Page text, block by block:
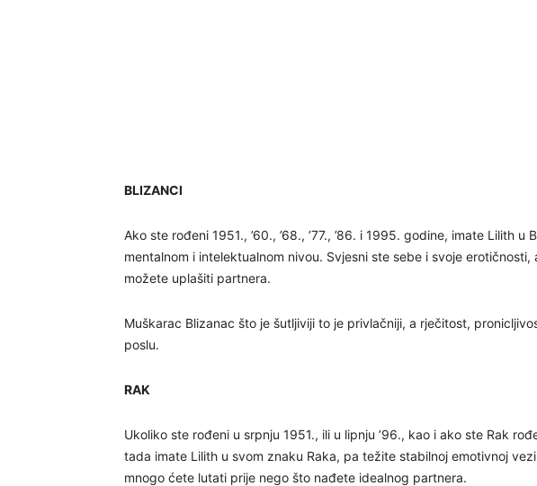
BLIZANCI
Ako ste rođeni 1951., ’60., ’68., ’77., ’86. i 1995. godine, imate Lilith
mentalnom i intelektualnom nivou. Svjesni ste sebe i svoje
možete uplašiti partnera.
Muškarac Blizanac što je šutljiviji to je privlačniji, a rječitost,
poslu.
RAK
Ukoliko ste rođeni u srpnju 1951., ili u lipnju ’96., kao i ako ste Rak
tada imate Lilith u svom znaku Raka, pa težite stabilnoj emotivnoj
mnogo ćete lutati prije nego što nađete idealnog partnera.